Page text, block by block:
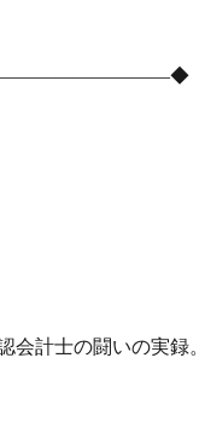
士の闘いの実録。